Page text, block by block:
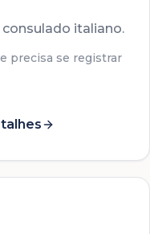
italiano.
precisa se registrar